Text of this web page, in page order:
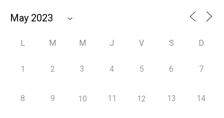
L M M J V S D
1 2 3 4 5 6 7
8 9 10 11 12 13 14